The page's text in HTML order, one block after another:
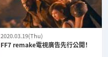
2020.03.19(Thu)
FF7 remake電視廣告先行公開！